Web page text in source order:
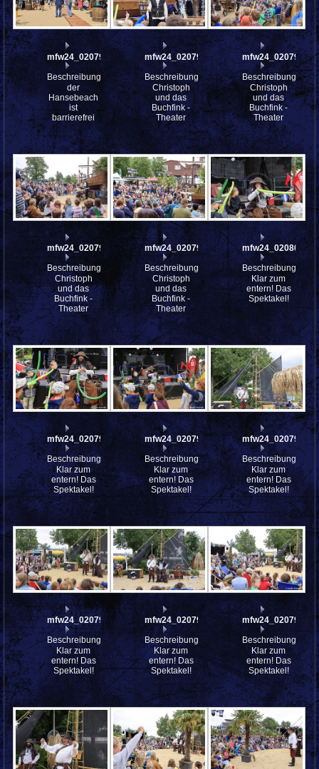
mfw24_0207908
Beschreibung:
der
Hansebeach
ist
barrierefrei
mfw24_0207986
Beschreibung:
Christoph
und das
Buchfink -
Theater
mfw24_0207985
Beschreibung:
Christoph
und das
Buchfink -
Theater
mfw24_0207981
Beschreibung:
Christoph
und das
Buchfink -
Theater
mfw24_0207979
Beschreibung:
Christoph
und das
Buchfink -
Theater
mfw24_0208000
Beschreibung:
Klar zum
entern! Das
Spektakel!
mfw24_0207998
Beschreibung:
Klar zum
entern! Das
Spektakel!
mfw24_0207996
Beschreibung:
Klar zum
entern! Das
Spektakel!
mfw24_0207945
Beschreibung:
Klar zum
entern! Das
Spektakel!
mfw24_0207937
Beschreibung:
Klar zum
entern! Das
Spektakel!
mfw24_0207936
Beschreibung:
Klar zum
entern! Das
Spektakel!
mfw24_0207935
Beschreibung:
Klar zum
entern! Das
Spektakel!